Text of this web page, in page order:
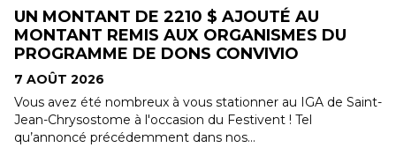
DU
de Saint-
LE CONCOURS ALIMENTS DU QUÉBEC
DANS MON PANIER EST BIENTÔT DE
RETOUR !
7 AOÛT 2026
Le concours Les Aliments du Québec dans mon
revient! Du 10 au 30 août, le concours Les
Québec dans mon panier sera de retour. Cette